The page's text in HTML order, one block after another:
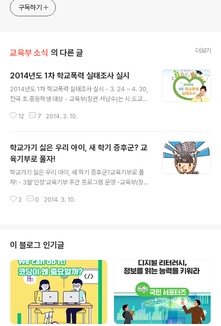
구독하기
교육부 소식 의 다른 글 더보기
2014년도 1차 학교폭력 실태조사 실시
2014년도 1차 학교폭력 실태조사 실시 - 3. 24 ~ 4. 30,
전국 초․중등학생 대상 - 교육부(장관 서남수)는 시․도교육
교폭력 실태조사」를 실시한다고 발표하였습니다. 본 실태
실시합니다. 이번 조사는 학교폭력 피해․가해․목격 사례와
예방교육 효과에 관한 문항과 학교폭력의 이유 등의 심층
문항으로 구성되어 기존 조사와 연속성을 유지하는 한편,
다국어로도 조사를 실시해 조사 참여자의 편의성을 높이고
학교폭력 실태를 정확하게 파악할 예정입니다. ＊ 영어, 중
국어, 일본어, 베트남어, 필리핀어, 태국어 설문 응답 전․후
12 7 2014. 3. 10.
학교가기 싫은 우리 아이, 새 학기 증후군? 교
육기부로 풀자!
학교가기 싫은 우리 아이, 새 학기 증후군?교육기부로 풀
자! - 3월‘인성’교육기부 주간 프로그램 운영 -교육부(장관
(월)부터 3월 21일(금)까지 ‘인성’ 교육기부 주간을 운영합
그램 주간입니다.※ 1월 : 새해맞이 ‘인생설계’ 프로그램, 2
월 : 설, 대보름맞이 ‘전통문화’ 프로그램 이번 ‘인성’ 교육기
부 주간에는 3월 새 학기를 맞아 학생과 학부모, 교사들까
지 새로운 환경에서 낯선 사람들, 한 해를 본격적으로 시작
해야 하는 부담감에 심리적으로 불안정한 상태가 될 수 있
2 0 2014. 3. 10.
이 블로그 인기글